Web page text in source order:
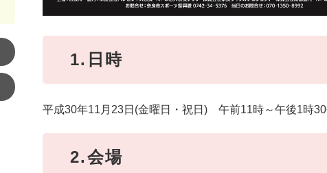
1.日時
平成30年11月23日(金曜日・祝日) 午前11時～午後1時
2.会場